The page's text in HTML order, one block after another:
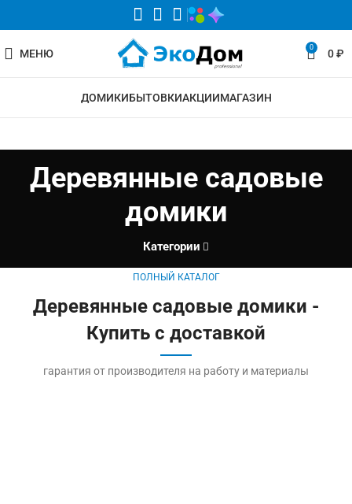
МЕНЮ 0 0₽
ДОМИКИБЫТОВКИАКЦИИМАГАЗИН
Деревянные садовые
домики
Категории
ПОЛНЫЙ КАТАЛОГ
Деревянные садовые домики -
Купить с доставкой
гарантия от производителя на работу и материалы